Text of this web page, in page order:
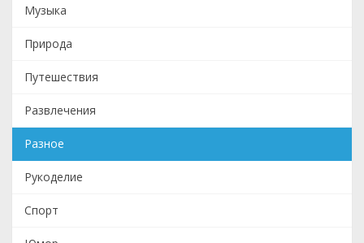
Музыка
Природа
Путешествия
Развлечения
Разное
Рукоделие
Спорт